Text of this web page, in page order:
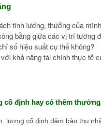
tính lương, thưởng của
bằng giữa các vị trí tương
số hiệu suất cụ thể không?
khả năng tài chính thực tế
cố định hay có thêm
lương cố định đảm bảo thu